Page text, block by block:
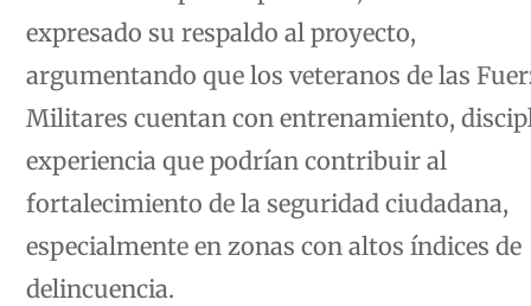
expresado su respaldo al proyecto,
argumentando que los veteranos de las
Militares cuentan con entrenamiento,
experiencia que podrían contribuir al
fortalecimiento de la seguridad ciudadana,
especialmente en zonas con altos índices de
delincuencia.